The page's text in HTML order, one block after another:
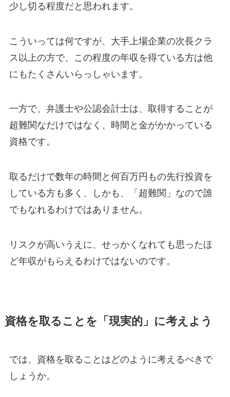
少し切る程度だと思われます。
こういっては何ですが、大手上場企業の次長クラ
ス以上の方で、この程度の年収を得ている方は他
にもたくさんいらっしゃいます。
一方で、弁護士や公認会計士は、取得することが
超難関なだけではなく、時間と金がかかっている
資格です。
取るだけで数年の時間と何百万円もの先行投資を
している方も多く、しかも、「超難関」なので誰
でもなれるわけではありません。
リスクが高いうえに、せっかくなれても思ったほ
ど年収がもらえるわけではないのです。
資格を取ることを「現実的」に考えよう
では、資格を取ることはどのように考えるべきで
しょうか。